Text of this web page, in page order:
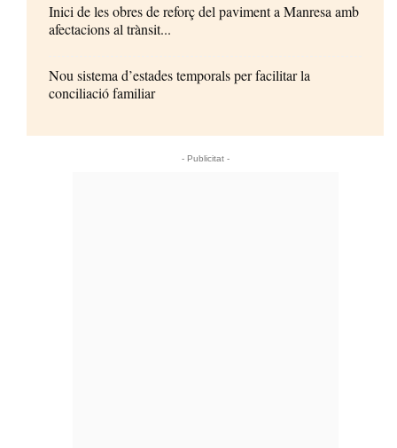
Inici de les obres de reforç del paviment a Manresa amb
afectacions al trànsit...
Nou sistema d’estades temporals per facilitar la
conciliació familiar
- Publicitat -